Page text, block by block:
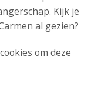
Kijk je
al gezien?
cookies om deze